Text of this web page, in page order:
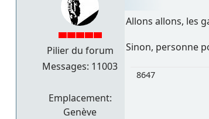
Pilier du forum
Messages: 11003
Emplacement:
Genève
Allons allons, les
Sinon, personne
8647